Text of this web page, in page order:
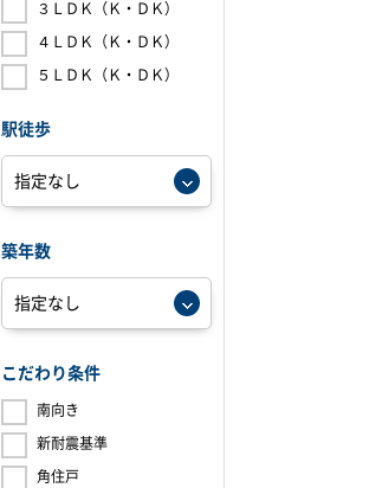
３ＬＤＫ（Ｋ・ＤＫ）
４ＬＤＫ（Ｋ・ＤＫ）
５ＬＤＫ（Ｋ・ＤＫ）
駅徒歩
築年数
こだわり条件
南向き
新耐震基準
角住戸